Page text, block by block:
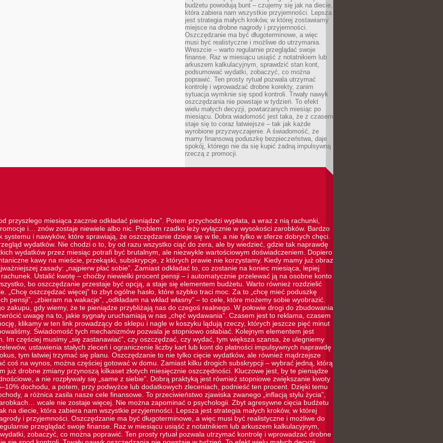
budżetu powodują bunt – czujemy się jak na diecie,
która zabiera nam wszystkie przyjemności. Lepsza
jest strategia małych kroków, w której zostawiamy
miejsce na drobne nagrody i przyjemności.
Oszczędzanie ma być długoterminowe, a więc
musi być realistyczne i możliwe do utrzymania.
Wreszcie – warto regularnie przeglądać swoje
finanse. Raz w miesiącu usiąść z notatnikiem lub
arkuszem kalkulacyjnym, sprawdzić stan kont,
podsumować wydatki, zobaczyć, co można
poprawić. Ten prosty rytuał pozwala utrzymać
kontrolę i wprowadzać drobne korekty, zanim
sytuacja wymknie się spod kontroli. Trwały nawyk
oszczędzania nie powstaje w tydzień. To efekt
wielu małych decyzji, powtarzanych miesiąc po
miesiącu. Dobra wiadomość jest taka, że z czasem
staje się to coraz łatwiejsze – tak jak każde
wyrobione przyzwyczajenie. A świadomość, że
mamy finansową poduszkę bezpieczeństwa, daje
spokój, którego nie da się kupić żadną impulsywną
rzeczą z promocji.
przyszłego miesiąca zacznie odkładać pieniądze”. Potem przychodzi wypłata, a wraz z nią rachunki,
i… znów zostaje niewiele albo nic. Problem rzadko leży wyłącznie w wysokości zarobków. Bardzo
systemu i nawyków, które sprawiają, że oszczędzanie dzieje się w tle, a nie tylko w sferze dobrych chęci.
wydatków. Nie chodzi o to, by od razu wszystko ciąć do zera, ale by wiedzieć, gdzie tak naprawdę
wydatków przez miesiąc potrafi być brutalnym, ale niezwykle wartościowym doświadczeniem. Dopiero
kawy na mieście, przekąski, subskrypcje, z których prawie nie korzystamy. Kiedy mamy już obraz
zasady: „najpierw płać sobie”. Zamiast odkładać to, co zostanie na koniec miesiąca, lepiej
Ustalić kwotę – choćby niewielki procent pensji – i automatycznie przelewać ją na osobne konto
bo oszczędzanie przestaje być opcją, a staje się elementem budżetu. Warto również rozdzielić
„Chcę oszczędzać więcej” to zbyt ogólne hasło, które szybko traci moc. Za to „chcę mieć poduszkę
pensji”, „zbieram na wakacje”, „odkładam na wkład własny” – to cele, które możemy sobie wyobrazić.
zakupu, gdy wiemy, że te pieniądze przybliżają nas do czegoś realnego. W połowie drogi do zbudowania
uwagę na to, jakie sygnały uruchamiają w nas „chęć wydawania”. Czasem jest to reklama, czasem
klikamy w ten link prowadzący do sklepu i nagle w koszyku lądują rzeczy, których jeszcze pięć minut
Świadomość tych mechanizmów pozwala je stopniowo osłabiać. Kolejnym elementem jest
Im częściej musimy „się zastanawiać”, czy oszczędzać, czy wydać, tym większa szansa, że ulegniemy
ustawienia stałych zleceń i ograniczenie liczby kart lub kont do płatności impulsywnych naprawdę
tym łatwiej trzymać się planu. Oszczędzanie to nie tylko cięcie wydatków, ale również mądrzejsze
coś na wynos, można częściej gotować w domu. Zamiast kilku drogich subskrypcji – wybrać jedną, którą
już drobne zmiany przynoszą kilkaset złotych miesięcznie oszczędności. Kluczowe jest, by te pieniądze
a nie rozpływały się „same z siebie”. Dobrą praktyką jest również stopniowe zwiększanie kwoty
dochodu, a potem, przy podwyżce lub dodatkowych zleceniach, podnieść ten procent. Dzięki temu
a różnica zasila nasze cele finansowe. To przeciwieństwo zjawiska zwanego „inflacją stylu życia”,
wcale nie zostaje więcej. Nie można zapominać o psychologii. Zbyt agresywne cięcia budżetu
na diecie, która zabiera nam wszystkie przyjemności. Lepsza jest strategia małych kroków, w której
i przyjemności. Oszczędzanie ma być długoterminowe, a więc musi być realistyczne i możliwe do
przeglądać swoje finanse. Raz w miesiącu usiąść z notatnikiem lub arkuszem kalkulacyjnym,
zobaczyć, co można poprawić. Ten prosty rytuał pozwala utrzymać kontrolę i wprowadzać drobne